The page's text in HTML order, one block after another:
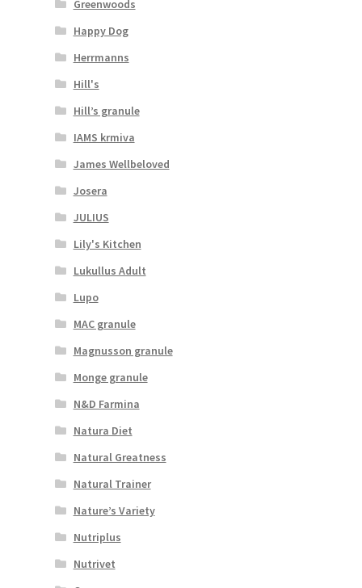
Greenwoods
Happy Dog
Herrmanns
Hill's
Hill’s granule
IAMS krmiva
James Wellbeloved
Josera
JULIUS
Lily's Kitchen
Lukullus Adult
Lupo
MAC granule
Magnusson granule
Monge granule
N&D Farmina
Natura Diet
Natural Greatness
Natural Trainer
Nature’s Variety
Nutriplus
Nutrivet